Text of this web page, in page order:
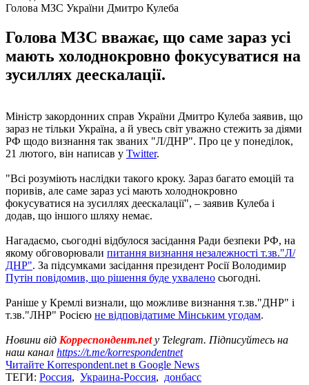
Голова МЗС України Дмитро Кулеба
Голова МЗС вважає, що саме зараз усі
мають холоднокровно фокусуватися на
зусиллях деескалації.
Міністр закордонних справ України Дмитро Кулеба заявив, що
зараз не тільки Україна, а й увесь світ уважно стежить за діями
РФ щодо визнання так званих "Л/ДНР". Про це у понеділок,
21 лютого, він написав у Twitter.
"Всі розуміють наслідки такого кроку. Зараз багато емоцій та
поривів, але саме зараз усі мають холоднокровно
фокусуватися на зусиллях деескалації", – заявив Кулеба і
додав, що іншого шляху немає.
Нагадаємо, сьогодні відбулося засідання Ради безпеки РФ, на
якому обговорювали питання визнання незалежності т.зв."Л/
ДНР". За підсумками засідання президент Росії Володимир
Путін повідомив, що рішення буде ухвалено сьогодні.
Раніше у Кремлі визнали, що можливе визнання т.зв."ДНР" і
т.зв."ЛНР" Росією не відповідатиме Мінським угодам.
Новини від Корреспондент.netу Telegram. Підписуйтесь на
наш канал https://t.me/korrespondentnet
Читайте Korrespondent.net в Google News
ТЕГИ: Россия, Украина-Россия, донбасс